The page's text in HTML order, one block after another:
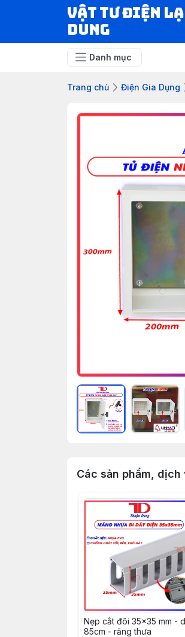
VẬT TƯ ĐIỆN
DUNG
Danh mục
Trang chủ Điện Gia Dụng
Các sản phẩm, dịch
Nẹp cắt đôi 35x35 mm -
85cm - răng thưa